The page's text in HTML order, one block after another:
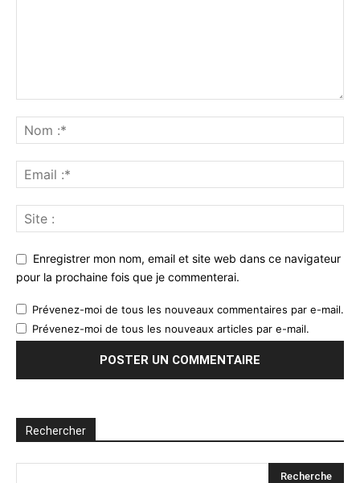
Enregistrer mon nom, email et site web dans ce navigateur
pour la prochaine fois que je commenterai.
Prévenez-moi de tous les nouveaux commentaires par e-mail.
Prévenez-moi de tous les nouveaux articles par e-mail.
Rechercher